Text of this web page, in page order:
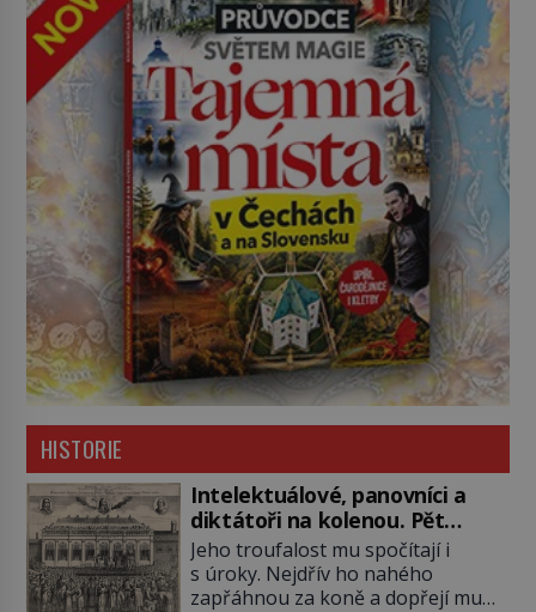
HISTORIE
Intelektuálové, panovníci a
diktátoři na kolenou. Pět
posledních okamžiků před
popravou
Jeho troufalost mu spočítají i
s úroky. Nejdřív ho nahého
zapřáhnou za koně a dopřejí mu